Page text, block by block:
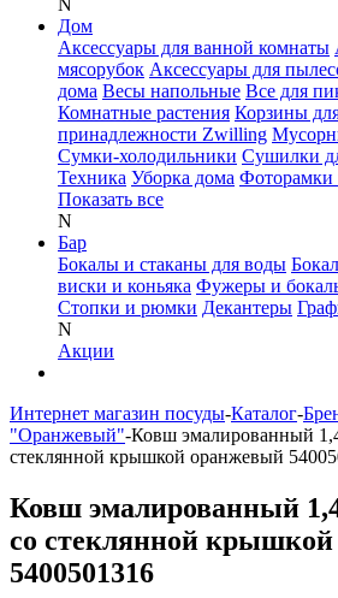
N
Дом
Аксессуары для ванной комнаты
мясорубок Аксессуары для
дома Весы напольные Все для
Комнатные растения Корзины
принадлежности Zwilling
Сумки-холодильники Сушилки
Техника Уборка дома Фоторамки
Показать все
N
Бар
Бокалы и стаканы для воды
виски и коньяка Фужеры и
Стопки и рюмки Декантеры
N
Акции
Интернет магазин посуды-Каталог-
"Оранжевый"-Ковш эмалированный
стеклянной крышкой оранжевый
Ковш эмалированный
со стеклянной
5400501316